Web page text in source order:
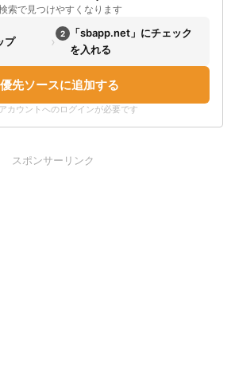
索で見つけやすくなります
プ › 2
「sbapp.net」にチェック
を入れる
優先ソースに追加する
カウントへのログインが必要です
スポンサーリンク